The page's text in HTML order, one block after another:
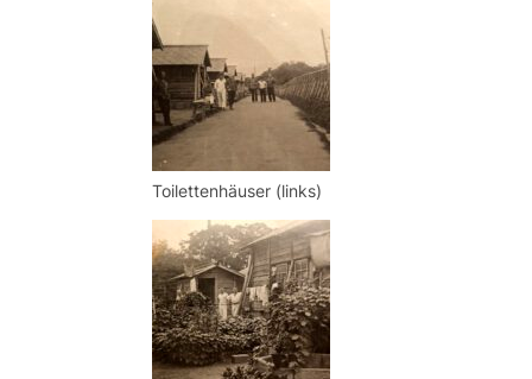
Toilettenhäuser (links)